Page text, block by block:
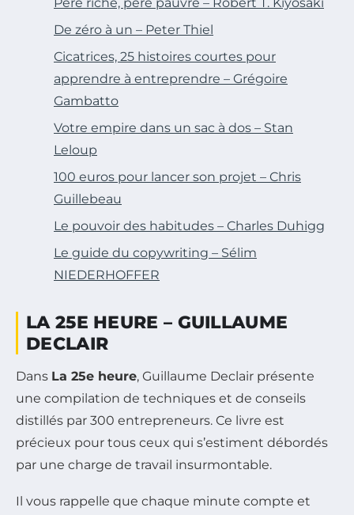
De zéro à un – Peter Thiel
Cicatrices, 25 histoires courtes pour
apprendre à entreprendre – Grégoire
Gambatto
Votre empire dans un sac à dos – Stan
Leloup
100 euros pour lancer son projet – Chris
Guillebeau
Le pouvoir des habitudes – Charles Duhigg
Le guide du copywriting – Sélim
NIEDERHOFFER
LA 25E HEURE – GUILLAUME
DECLAIR
Dans La 25e heure, Guillaume Declair présente
une compilation de techniques et de conseils
distillés par 300 entrepreneurs. Ce livre est
précieux pour tous ceux qui s’estiment débordés
par une charge de travail insurmontable.
Il vous rappelle que chaque minute compte et